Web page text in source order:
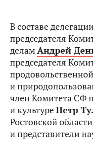
В составе
председателя
деламАндрей
председателя
и
член Комитета СФ
и культуреПетр
Ростовской области
и представители